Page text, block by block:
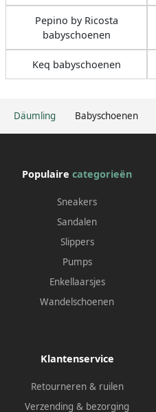
Däumling Babyschoenen
Pepino by Ricosta
babyschoenen
Keq babyschoenen
Populaire categorieën
Sneakers
Sandalen
Slippers
Pumps
Enkellaarsjes
Wandelschoenen
Klantenservice
Retourneren & ruilen
Verzending & bezorging